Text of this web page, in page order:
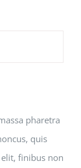
pharetra
quis
finibus non